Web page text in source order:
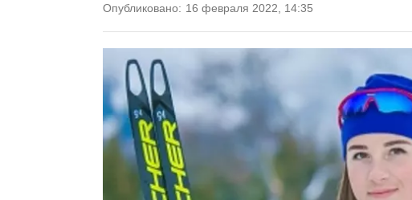
Опубликовано: 16 февраля 2022, 14:35